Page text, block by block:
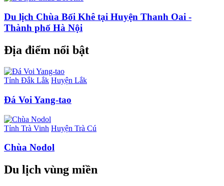
Du lịch Chùa Bối Khê tại Huyện Thanh Oai -
Thành phố Hà Nội
Địa điểm nổi bật
Tỉnh Đắk Lắk Huyện Lắk
Đá Voi Yang-tao
Tỉnh Trà Vinh Huyện Trà Cú
Chùa Nodol
Du lịch vùng miền